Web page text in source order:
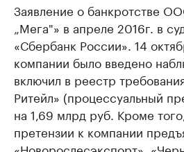
Заявление о банкротстве
„Мега"» в апреле 2016г. в
«Сбербанк России». 14
компании было введено
включил в реестр
Ритейл» (процессуальный
на 1,69 млрд руб. Кроме
претензии к компании